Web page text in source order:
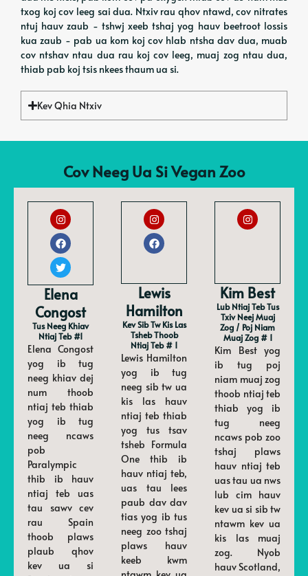
txog koj cov leeg sai dua. Ntxiv rau qhov ntawd, cov nitrates
ntuj hauv zaub - tshwj xeeb tshaj yog hauv beetroot lossis
kua zaub - pab ua kom koj cov hlab ntsha dav dua, muab
cov ntshav ntau dua rau koj cov leeg, muaj zog ntau dua,
thiab pab koj tsis nkees thaum ua si.
Kev Qhia Ntxiv
Cov Neeg Ua Si Vegan Zoo
Elena
Congost
Tus Neeg Khiav
Ntiaj Teb #1
Elena Congost
yog ib tug
neeg khiav dej
num thoob
ntiaj teb thiab
yog ib tug
neeg ncaws
pob
Paralympic
thib ib hauv
ntiaj teb uas
tau sawv cev
rau Spain
thoob plaws
plaub qhov
kev ua si
Lewis
Hamilton
Kev Sib Tw Kis Las
Tsheb Thoob
Ntiaj Teb # 1
Lewis Hamilton
yog ib tug
neeg sib tw ua
kis las hauv
ntiaj teb thiab
yog tus tsav
tsheb Formula
One thib ib
hauv ntiaj teb,
uas tau lees
paub dav dav
tias yog ib tus
neeg zoo tshaj
plaws hauv
keeb kwm
Kim Best
Lub Ntiaj Teb Tus
Txiv Neej Muaj
Zog / Poj Niam
Muaj Zog # 1
Kim Best yog
ib tug poj
niam muaj zog
thoob ntiaj teb
thiab yog ib
tug neeg
ncaws pob zoo
tshaj plaws
hauv ntiaj teb
uas tau ua nws
lub cim hauv
kev ua si sib tw
ntawm kev ua
kis las muaj
zog. Nyob
hauv Scotland,